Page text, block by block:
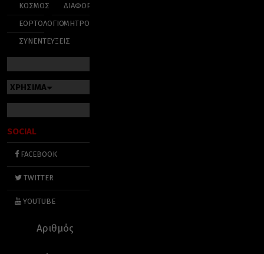
ΚΟΣΜΟΣ
ΕΟΡΤΟΛΟΓΙΟ
ΣΥΝΕΝΤΕΥΞΕΙΣ
ΔΙΑΦΟΡΑ
ΜΗΤΡΟΠΟΛΕΙΣ
ΧΡΗΣΙΜΑ
SOCIAL
FACEBOOK
TWITTER
YOUTUBE
Αριθμός